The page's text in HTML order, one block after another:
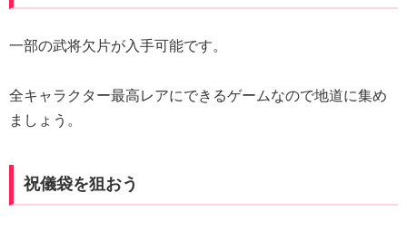
一部の武将欠片が入手可能です。
全キャラクター最高レアにできるゲームなので地道に集め
ましょう。
祝儀袋を狙おう